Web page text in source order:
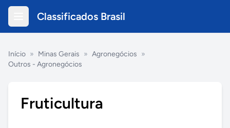
Classificados Brasil
Início » Minas Gerais » Agronegócios »
Outros - Agronegócios
Fruticultura